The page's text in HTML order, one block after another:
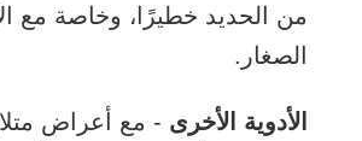
من الحديد خطيرًا، وخاصة مع
الصغار.
الأدوية الأخرى - مع أعراض